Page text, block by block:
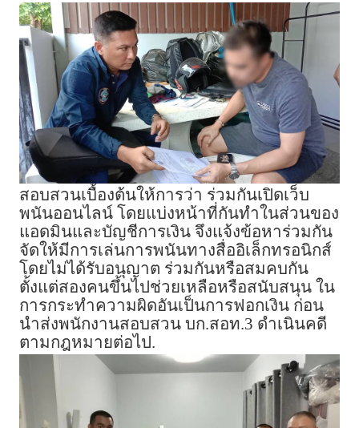
สอบสวนเบื้องต้นให้การว่า ร่วมกันเปิดเว็บ
พนันออนไลน์ โดยแบ่งหน้าที่กันทำในส่วนของ
แอดมินและบัญชีการเงิน จึงแจ้งข้อหาร่วมกัน
จัดให้มีการเล่นการพนันทางสื่ออิเล็กทรอนิกส์
โดยไม่ได้รับอนุญาต ร่วมกันหรือสมคบกัน
ตั้งแต่สองคนขึ้นไปช่วยเหลือหรือสนับสนุน ใน
การกระทำความผิดอันเป็นการฟอกเงิน ก่อน
นำส่งพนักงานสอบสวน บก.สอท.3 ดำเนินคดี
ตามกฎหมายต่อไป.